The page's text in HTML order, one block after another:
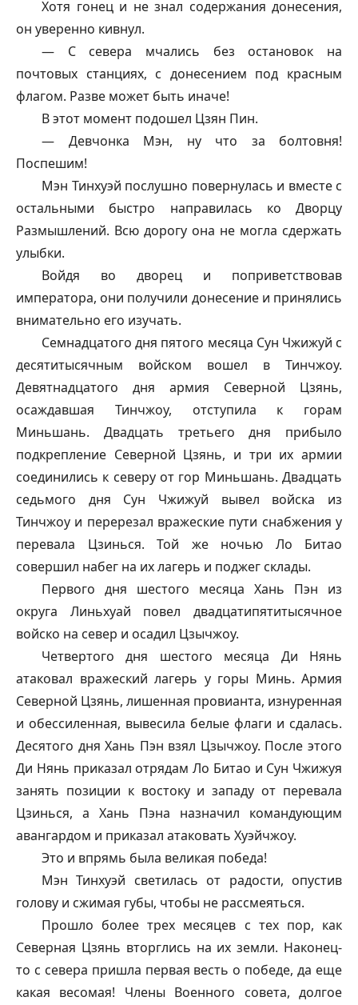
Хотя гонец и не знал содержания донесения,
он уверенно кивнул.
— С севера мчались без остановок на
почтовых станциях, с донесением под красным
флагом. Разве может быть иначе!
В этот момент подошел Цзян Пин.
— Девчонка Мэн, ну что за болтовня!
Поспешим!
Мэн Тинхуэй послушно повернулась и вместе с
остальными быстро направилась ко Дворцу
Размышлений. Всю дорогу она не могла сдержать
улыбки.
Войдя во дворец и поприветствовав
императора, они получили донесение и принялись
внимательно его изучать.
Семнадцатого дня пятого месяца Сун Чжижуй с
десятитысячным войском вошел в Тинчжоу.
Девятнадцатого дня армия Северной Цзянь,
осаждавшая Тинчжоу, отступила к горам
Миньшань. Двадцать третьего дня прибыло
подкрепление Северной Цзянь, и три их армии
соединились к северу от гор Миньшань. Двадцать
седьмого дня Сун Чжижуй вывел войска из
Тинчжоу и перерезал вражеские пути снабжения у
перевала Цзинься. Той же ночью Ло Битао
совершил набег на их лагерь и поджег склады.
Первого дня шестого месяца Хань Пэн из
округа Линьхуай повел двадцатипятитысячное
войско на север и осадил Цзычжоу.
Четвертого дня шестого месяца Ди Нянь
атаковал вражеский лагерь у горы Минь. Армия
Северной Цзянь, лишенная провианта, изнуренная
и обессиленная, вывесила белые флаги и сдалась.
Десятого дня Хань Пэн взял Цзычжоу. После этого
Ди Нянь приказал отрядам Ло Битао и Сун Чжижуя
занять позиции к востоку и западу от перевала
Цзинься, а Хань Пэна назначил командующим
авангардом и приказал атаковать Хуэйчжоу.
Это и впрямь была великая победа!
Мэн Тинхуэй светилась от радости, опустив
голову и сжимая губы, чтобы не рассмеяться.
Прошло более трех месяцев с тех пор, как
Северная Цзянь вторглись на их земли. Наконец-
то с севера пришла первая весть о победе, да еще
какая весомая! Члены Военного совета, долгое